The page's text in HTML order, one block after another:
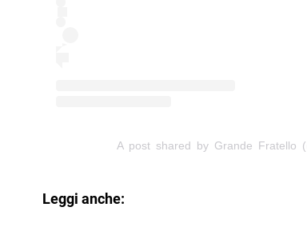
A post shared by Grande Fratello
Leggi anche: